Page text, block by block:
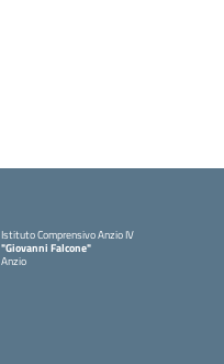
Istituto Comprensivo Anzio IV
"Giovanni Falcone"
Anzio